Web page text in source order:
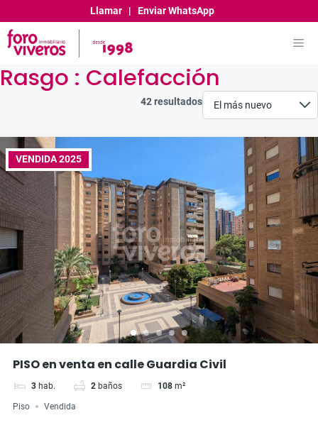
al
contenido
Llamar| Enviar WhatsApp
Rasgo : Calefacción
42 resultados
VENDIDA 2025
PISO en venta en calle Guardia Civil
3 hab. 2 baños 108 m²
Piso Vendida